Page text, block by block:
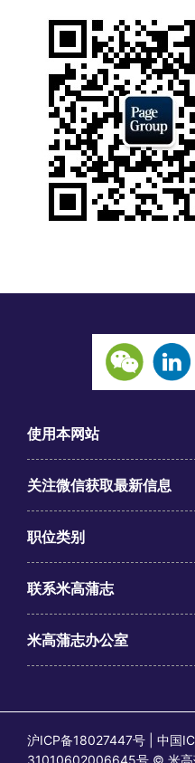
使用本网站
关注微信获取最新信息
职位类别
联系米高蒲志
米高蒲志办公室
沪ICP备18027447号 | 中国
31010602006645号 © 米高